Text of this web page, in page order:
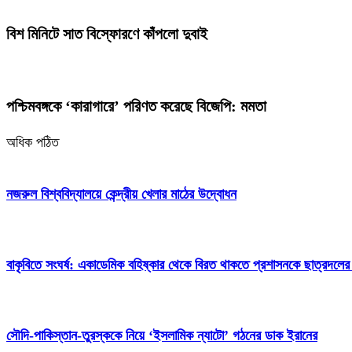
বিশ মিনিটে সাত বিস্ফোরণে কাঁপলো দুবাই
পশ্চিমবঙ্গকে ‘কারাগারে’ পরিণত করেছে বিজেপি: মমতা
অধিক পঠিত
নজরুল বিশ্ববিদ্যালয়ে কেন্দ্রীয় খেলার মাঠের উদ্বোধন
বাকৃবিতে সংঘর্ষ: একাডেমিক বহিষ্কার থেকে বিরত থাকতে প্রশাসনকে
সৌদি-পাকিস্তান-তুরস্ককে নিয়ে ‘ইসলামিক ন্যাটো’ গঠনের ডাক ইরানের